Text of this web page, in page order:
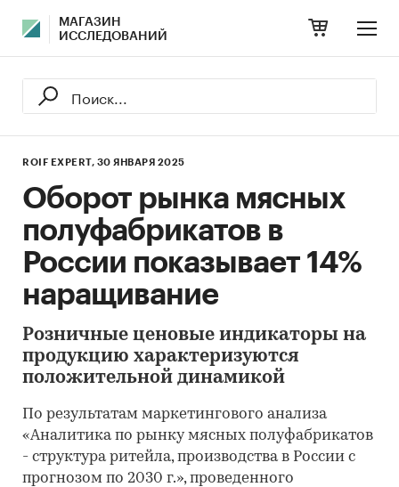
МАГАЗИН
ИССЛЕДОВАНИЙ
ROIF EXPERT, 30 ЯНВАРЯ 2025
Оборот рынка мясных
полуфабрикатов в
России показывает 14%
наращивание
Розничные ценовые индикаторы на
продукцию характеризуются
положительной динамикой
По результатам маркетингового анализа
«Аналитика по рынку мясных полуфабрикатов
- структура ритейла, производства в России с
прогнозом по 2030 г.», проведенного